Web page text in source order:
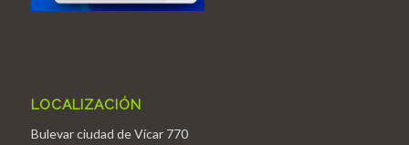
LOCALIZACIÓN
Bulevar ciudad de Vícar 770